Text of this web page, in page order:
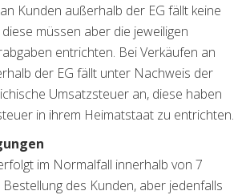
Kunden außerhalb der EG fällt keine
müssen aber die jeweiligen
entrichten. Bei Verkäufen an
der EG fällt unter Nachweis der
Umsatzsteuer an, diese haben
in ihrem Heimatstaat zu entrichten.
im Normalfall innerhalb von 7
des Kunden, aber jedenfalls